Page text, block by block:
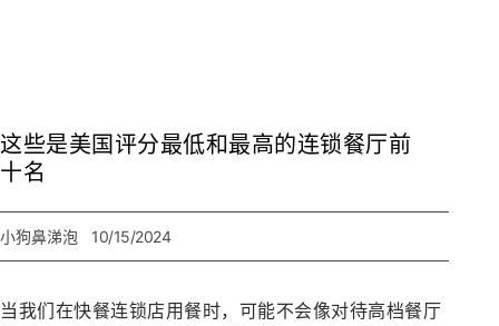
这些是美国评分最低和最高的连锁餐厅前
十名
小狗鼻涕泡 10/15/2024
当我们在快餐连锁店用餐时，可能不会像对待高档餐厅